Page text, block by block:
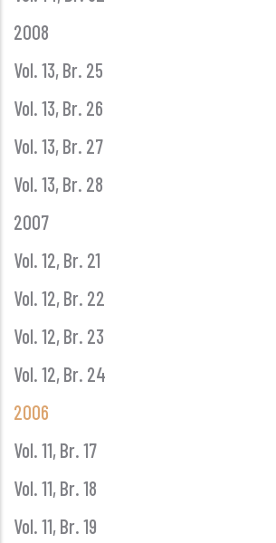
2008
Vol. 13, Br. 25
Vol. 13, Br. 26
Vol. 13, Br. 27
Vol. 13, Br. 28
2007
Vol. 12, Br. 21
Vol. 12, Br. 22
Vol. 12, Br. 23
Vol. 12, Br. 24
2006
Vol. 11, Br. 17
Vol. 11, Br. 18
Vol. 11, Br. 19